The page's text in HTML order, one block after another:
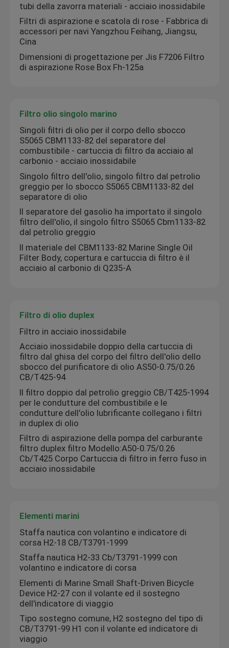
Tende solari, tende a rullo a molla, protezione solare
tubi della zavorra materiali - acciaio inossidabile
Filtri di aspirazione e scatola di rose - Fabbrica di
accessori per navi Yangzhou Feihang, Jiangsu,
Cina
Dimensioni di progettazione per Jis F7206 Filtro
di aspirazione Rose Box Fh-125a
Filtro olio singolo marino
Singoli filtri di olio per il corpo dello sbocco
S5065 CBM1133-82 del separatore del
combustibile - cartuccia di filtro da acciaio al
carbonio - acciaio inossidabile
Singolo filtro dell'olio, singolo filtro dal petrolio
greggio per lo sbocco S5065 CBM1133-82 del
separatore di olio
Il separatore del gasolio ha importato il singolo
filtro dell'olio, il singolo filtro S5065 Cbm1133-82
dal petrolio greggio
Il materiale del CBM1133-82 Marine Single Oil
Filter Body, copertura e cartuccia di filtro è il
acciaio al carbonio di Q235-A
Filtro di olio duplex
Filtro in acciaio inossidabile
Acciaio inossidabile doppio della cartuccia di
filtro dal ghisa del corpo del filtro dell'olio dello
sbocco del purificatore di olio AS50-0.75/0.26
CB/T425-94
Il filtro doppio dal petrolio greggio CB/T425-1994
per le condutture del combustibile e le
condutture dell'olio lubrificante collegano i filtri
in duplex di olio
Filtro di aspirazione della pompa del carburante
filtro duplex filtro Modello:A50-0.75/0.26
Cb/T425 Corpo Cartuccia di filtro in ferro fuso in
acciaio inossidabile
Elementi marini
Staffa nautica con volantino e indicatore di
corsa H2-18 CB/T3791-1999
Staffa nautica H2-33 Cb/T3791-1999 con
volantino e indicatore di corsa
Elementi di Marine Small Shaft-Driven Bicycle
Device H2-27 con il volante ed il sostegno
dell'indicatore di viaggio
Tipo sostegno comune, H2 sostegno del tipo di
CB/T3791-99 H1 con il volante ed indicatore di
viaggio